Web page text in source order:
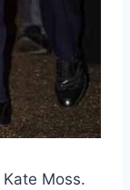
Moss.